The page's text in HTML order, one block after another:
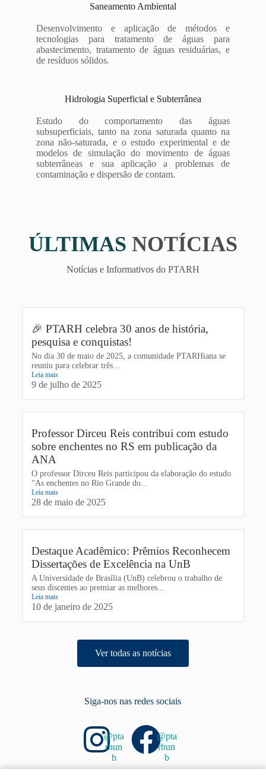
Saneamento Ambiental
Desenvolvimento e aplicação de métodos e
tecnologias para tratamento de águas para
abastecimento, tratamento de águas residuárias, e
de resíduos sólidos.
Hidrologia Superficial e Subterrânea
Estudo do comportamento das águas
subsuperficiais, tanto na zona saturada quanto na
zona não-saturada, e o estudo experimental e de
modelos de simulação do movimento de águas
subterrâneas e sua aplicação a problemas de
contaminação e dispersão de contam.
ÚLTIMAS NOTÍCIAS
Notícias e Informativos do PTARH
🎉 PTARH celebra 30 anos de história,
pesquisa e conquistas!
No dia 30 de maio de 2025, a comunidade PTARHiana se
reuniu para celebrar três...
Leia mais
9 de julho de 2025
Professor Dirceu Reis contribui com estudo
sobre enchentes no RS em publicação da
ANA
O professor Dirceu Reis participou da elaboração do estudo
“As enchentes no Rio Grande do...
Leia mais
28 de maio de 2025
Destaque Acadêmico: Prêmios Reconhecem
Dissertações de Excelência na UnB
A Universidade de Brasília (UnB) celebrou o trabalho de
seus discentes ao premiar as melhores...
Leia mais
10 de janeiro de 2025
Ver todas as notícias
Siga-nos nas redes sociais
@pta
rhun
b
@pta
rhun
b